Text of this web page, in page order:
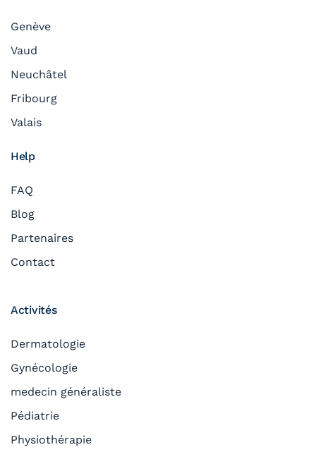
Genève
Vaud
Neuchâtel
Fribourg
Valais
Help
FAQ
Blog
Partenaires
Contact
Activités
Dermatologie
Gynécologie
medecin généraliste
Pédiatrie
Physiothérapie